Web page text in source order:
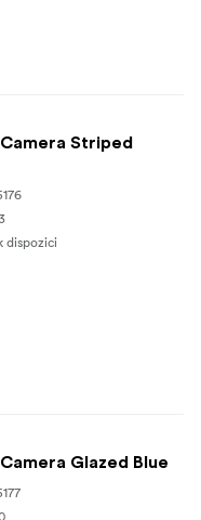
Camera Striped
dispozici
Glazed Blue